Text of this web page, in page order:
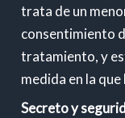
trata de un
consentimiento
tratamiento, y
medida en la
Secreto y